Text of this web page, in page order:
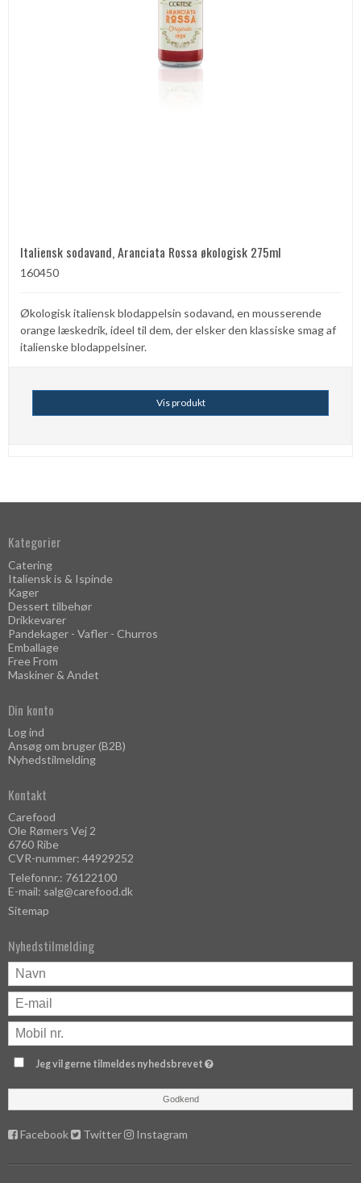
Italiensk sodavand, Aranciata Rossa økologisk 275ml
160450
Økologisk italiensk blodappelsin sodavand, en mousserende
orange læskedrik, ideel til dem, der elsker den klassiske smag af
italienske blodappelsiner.
Vis produkt
Kategorier
Catering
Italiensk is & Ispinde
Kager
Dessert tilbehør
Drikkevarer
Pandekager - Vafler - Churros
Emballage
Free From
Maskiner & Andet
Din konto
Log ind
Ansøg om bruger (B2B)
Nyhedstilmelding
Kontakt
Carefood
Ole Rømers Vej 2
6760 Ribe
CVR-nummer: 44929252
Telefonnr.: 76122100
E-mail: salg@carefood.dk
Sitemap
Nyhedstilmelding
Jeg vil gerne tilmeldes nyhedsbrevet
Godkend
Facebook Twitter Instagram